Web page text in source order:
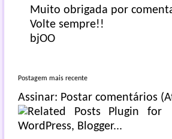
Muito obrigada por
Volte sempre!!
bjOO
Postagem mais recente
Assinar: Postar comentários